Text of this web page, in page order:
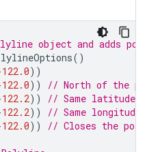
object and adds
()
122.0))
122.0))
// North of the
122.2))
// Same latitude,
122.2))
// Same
122.0)) // Closes the